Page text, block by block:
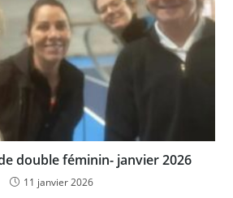
double féminin- janvier 2026
11 janvier 2026